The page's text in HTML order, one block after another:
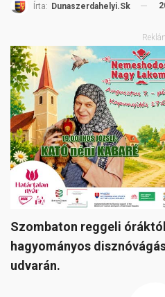
Írta: Dunaszerdahelyi.sk
Szombaton reggeli
hagyományos
udvarán.